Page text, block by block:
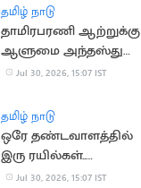
பர்வேஸ் தகவல்
தமிழ் நாடு
தாமிரபரணி ஆற்றுக்கு
ஆளுமை அந்தஸ்து
வழங்கிய நீதிமன்றம்
Jul 30, 2026, 15:07 IST
தமிழ் நாடு
ஒரே தண்டவாளத்தில்
இரு ரயில்கள்..
சென்னை எழும்பூரில்
Jul 30, 2026, 15:07 IST